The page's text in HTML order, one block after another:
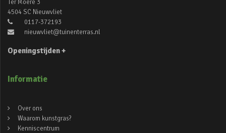
Ter Moere 3
4504 SC Nieuwvliet
0117-372193
nieuwvliet@tuinenterras.nl
Openingstijden +
Informatie
Over ons
Waarom kunstgras?
Kenniscentrum